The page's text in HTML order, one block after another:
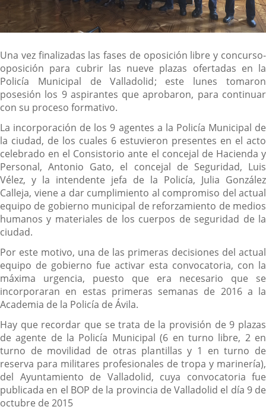
Descripción
Una vez finalizadas las fases de oposición libre y concurso-
oposición para cubrir las nueve plazas ofertadas en la
Policía Municipal de Valladolid; este lunes tomaron
posesión los 9 aspirantes que aprobaron, para continuar
con su proceso formativo.
La incorporación de los 9 agentes a la Policía Municipal de
la ciudad, de los cuales 6 estuvieron presentes en el acto
celebrado en el Consistorio ante el concejal de Hacienda y
Personal, Antonio Gato, el concejal de Seguridad, Luis
Vélez, y la intendente jefa de la Policía, Julia González
Calleja, viene a dar cumplimiento al compromiso del actual
equipo de gobierno municipal de reforzamiento de medios
humanos y materiales de los cuerpos de seguridad de la
ciudad.
Por este motivo, una de las primeras decisiones del actual
equipo de gobierno fue activar esta convocatoria, con la
máxima urgencia, puesto que era necesario que se
incorporaran en estas primeras semanas de 2016 a la
Academia de la Policía de Ávila.
Hay que recordar que se trata de la provisión de 9 plazas
de agente de la Policía Municipal (6 en turno libre, 2 en
turno de movilidad de otras plantillas y 1 en turno de
reserva para militares profesionales de tropa y marinería),
del Ayuntamiento de Valladolid, cuya convocatoria fue
publicada en el BOP de la provincia de Valladolid el día 9 de
octubre de 2015